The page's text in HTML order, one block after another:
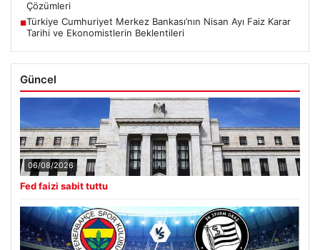
Çözümleri
■Türkiye Cumhuriyet Merkez Bankası’nın Nisan Ayı Faiz Karar
Tarihi ve Ekonomistlerin Beklentileri
Güncel
06/08/2026
Fed faizi sabit tuttu